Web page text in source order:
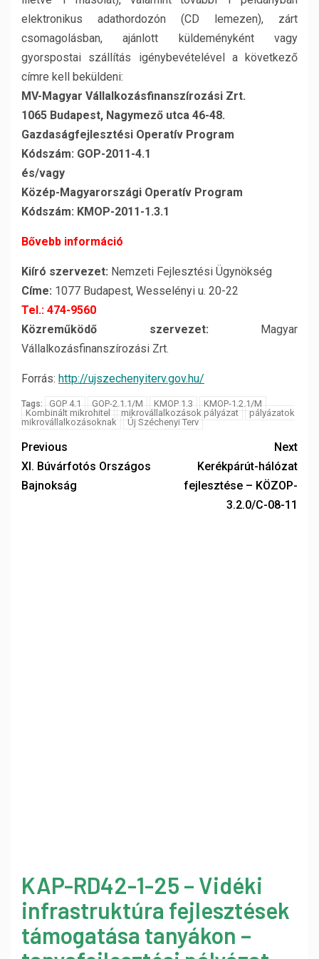
elektronikus adathordozón (CD lemezen), zárt
csomagolásban, ajánlott küldeményként vagy
gyorspostai szállítás igénybevételével a következő
címre kell beküldeni:
MV-Magyar Vállalkozásfinanszírozási Zrt.
1065 Budapest, Nagymező utca 46-48.
Gazdaságfejlesztési Operatív Program
Kódszám: GOP-2011-4.1
és/vagy
Közép-Magyarországi Operatív Program
Kódszám: KMOP-2011-1.3.1
Bővebb információ
Kiíró szervezet: Nemzeti Fejlesztési Ügynökség
Címe: 1077 Budapest, Wesselényi u. 20-22
Tel.: 474-9560
Közreműködő szervezet: Magyar
Vállalkozásfinanszírozási Zrt.
Forrás: http://ujszechenyiterv.gov.hu/
Tags: GOP 4.1 GOP-2.1.1/M KMOP 1.3
KMOP-1.2.1/M
Kombinált mikrohitel
mikrovállalkozások pályázat
pályázatok
mikrovállalkozásoknak
Új Széchenyi Terv
Previous
XI. Búvárfotós Országos
Bajnokság
Next
Kerékpárút-hálózat
fejlesztése – KÖZOP-
3.2.0/C-08-11
KAP-RD42-1-25 – Vidéki
infrastruktúra fejlesztések
támogatása tanyákon –